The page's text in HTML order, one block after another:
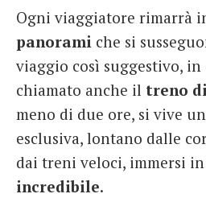
Ogni viaggiatore rimarrà
panorami che si
viaggio così suggestivo, in
chiamato anche il treno
meno di due ore, si vive
esclusiva, lontano dalle
dai treni veloci, immersi
incredibile.